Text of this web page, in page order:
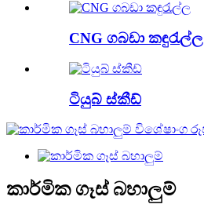
CNG ගබඩා කඳුරැල්ල
ටියුබ් ස්කීඩ්
කාර්මික ගෑස් බහාලුම්